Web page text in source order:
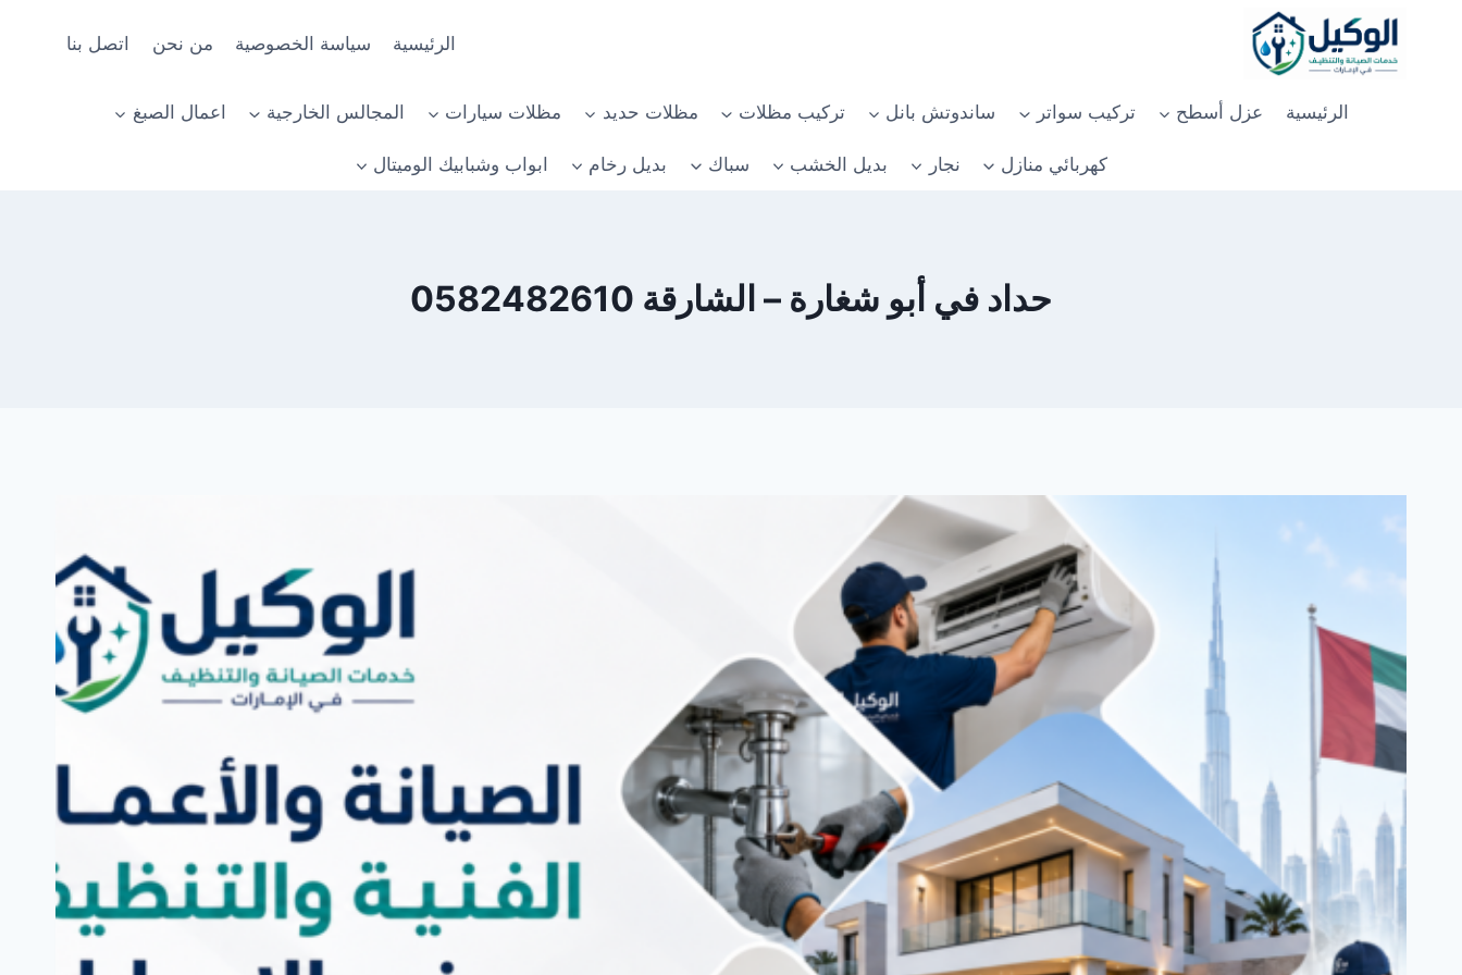
الرئيسية سياسة الخصوصية من نحن اتصل بنا
الرئيسية عزل أسطح تركيب سواتر ساندوتش بانل تركيب مظلات مظلات حديد مظلات سيارات المجالس الخارجية اعمال الصبغ
كهربائي منازل نجار بديل الخشب سباك بديل رخام ابواب وشبابيك الوميتال
حداد في أبو شغارة – الشارقة 0582482610